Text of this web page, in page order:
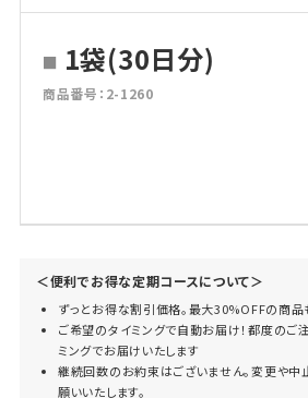
1袋(30日分)
商品番号：2-1260
＜便利でお得な定期コースについて＞
ずっとお得な割引価格。最大30%OFFの商品
ご希望のタイミングで自動お届け！都度のご
ミングでお届けいたします
継続回数のお約束はございません。変更や
願いいたします。